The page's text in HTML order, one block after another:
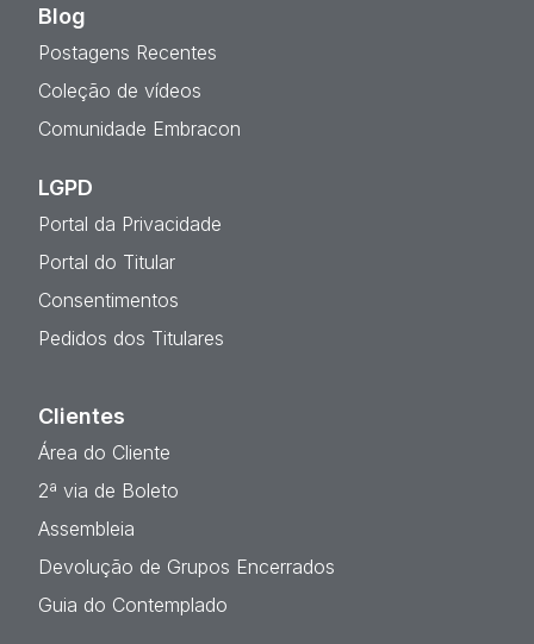
Blog
Postagens Recentes
Coleção de vídeos
Comunidade Embracon
LGPD
Portal da Privacidade
Portal do Titular
Consentimentos
Pedidos dos Titulares
Clientes
Área do Cliente
2ª via de Boleto
Assembleia
Devolução de Grupos Encerrados
Guia do Contemplado